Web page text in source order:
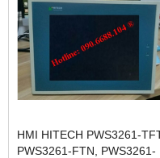
HMI HITECH PWS3261-
PWS3261-FTN, PWS3261-